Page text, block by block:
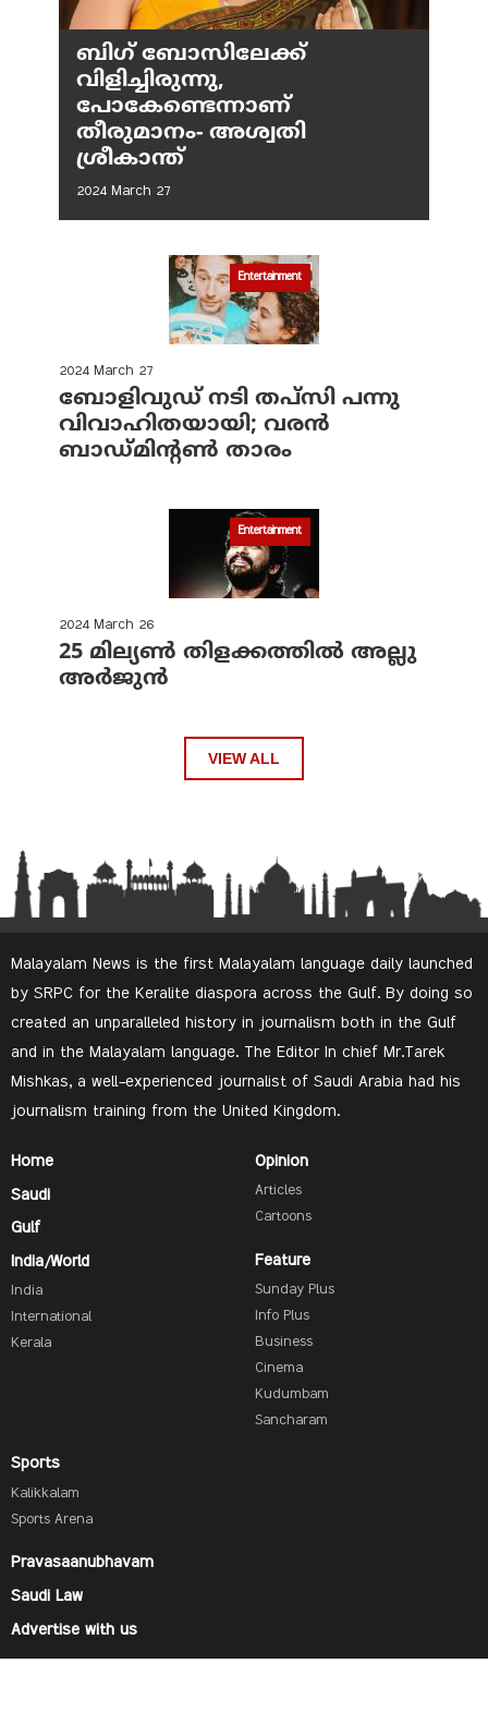
ബിഗ് ബോസിലേക്ക്
വിളിച്ചിരുന്നു,
പോകേണ്ടെന്നാണ്
തീരുമാനം- അശ്വതി
ശ്രീകാന്ത്
2024 March 27
Entertainment
2024 March 27
ബോളിവുഡ് നടി തപ്‌സി പന്നു
വിവാഹിതയായി; വരന്‍
ബാഡ്മിന്റണ്‍ താരം
Entertainment
2024 March 26
25 മില്യണ്‍ തിളക്കത്തില്‍ അല്ലു
അര്‍ജുന്‍
VIEW ALL
Malayalam News is the first Malayalam language daily launched
by SRPC for the Keralite diaspora across the Gulf. By doing so
created an unparalleled history in journalism both in the Gulf
and in the Malayalam language. The Editor In chief Mr.Tarek
Mishkas, a well-experienced journalist of Saudi Arabia had his
journalism training from the United Kingdom.
Home
Saudi
Gulf
India/World
India
International
Kerala
Opinion
Articles
Cartoons
Feature
Sunday Plus
Info Plus
Business
Cinema
Kudumbam
Sancharam
Sports
Kalikkalam
Sports Arena
Pravasaanubhavam
Saudi Law
Advertise with us